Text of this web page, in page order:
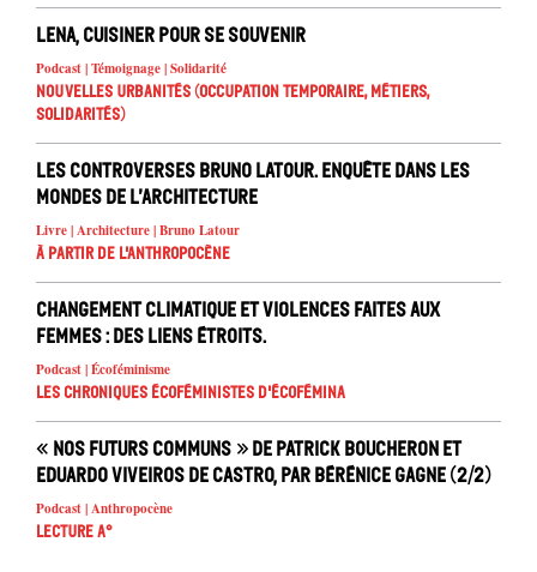
Lena, cuisiner pour se souvenir
Podcast | Témoignage | Solidarité
Nouvelles urbanités (occupation temporaire, métiers,
solidarités)
Les controverses Bruno Latour. Enquête dans les
mondes de l’architecture
Livre | Architecture | Bruno Latour
À partir de l'anthropocène
Changement climatique et violences faites aux
femmes : des liens étroits.
Podcast | Écoféminisme
Les chroniques écoféministes d'ÉcoFémina
« Nos futurs communs » de Patrick Boucheron et
Eduardo Viveiros de Castro, par Bérénice Gagne (2/2)
Podcast | Anthropocène
Lecture A°